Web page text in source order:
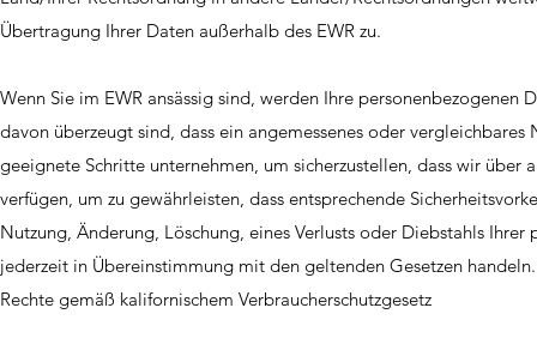
Übertragung Ihrer Daten außerhalb des EWR zu.
Wenn Sie im EWR ansässig sind, werden Ihre
davon überzeugt sind, dass ein angemessenes oder
geeignete Schritte unternehmen, um sicherzustellen, dass wir
verfügen, um zu gewährleisten, dass entsprechende
Nutzung, Änderung, Löschung, eines Verlusts oder Diebstahls
jederzeit in Übereinstimmung mit den geltenden Gesetzen handeln.
Rechte gemäß kalifornischem Verbraucherschutzgesetz